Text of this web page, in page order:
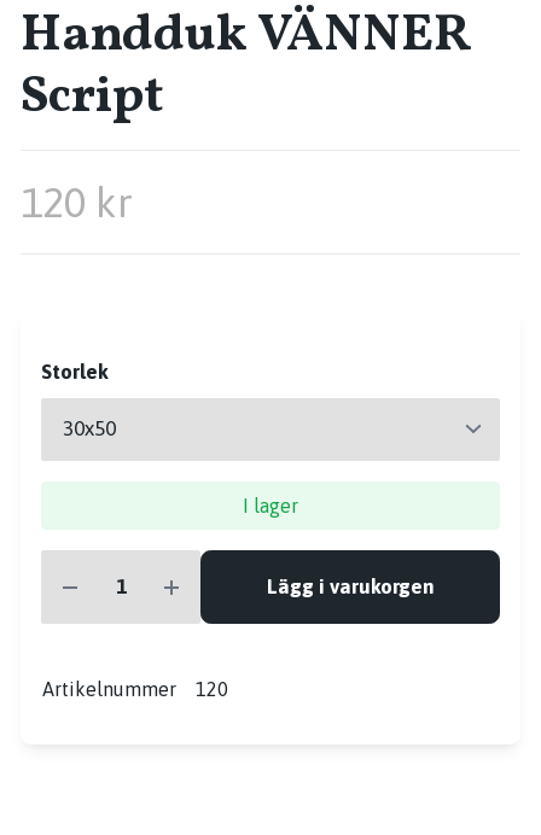
Handduk VÄNNER
Script
120 kr
Storlek
I lager
Lägg i varukorgen
Artikelnummer 120